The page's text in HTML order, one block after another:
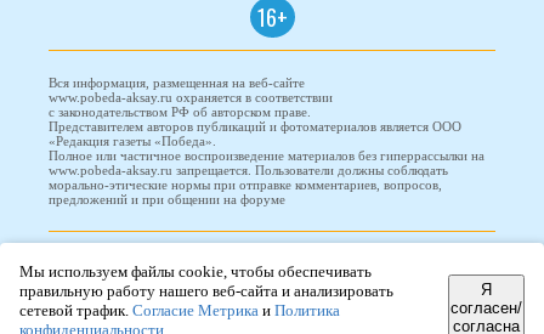
16+
Вся информация, размещенная на веб-сайте
www.pobeda-aksay.ru охраняется в соответствии
с законодательством РФ об авторском праве.
Представителем авторов публикаций и фотоматериалов является ООО
«Редакция газеты «Победа».
Полное или частичное воспроизведение материалов без гиперрассылки на
www.pobeda-aksay.ru запрещается. Пользователи должны соблюдать
морально-этические нормы при отправке комментариев, вопросов,
предложений и при общении на форуме
ООО "Проводник"
Мы используем файлы cookie, чтобы обеспечивать
правильную работу нашего веб-сайта и анализировать
сетевой трафик. Согласие Метрика и Политика
конфиденциальности
Я
согласен/
согласна